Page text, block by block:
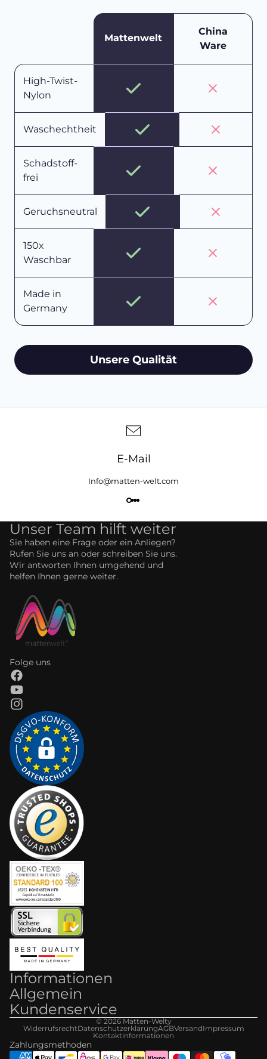
Mattenwelt
China
Ware
High-Twist-
Nylon
Waschechtheit
Schadstoff-
frei
Geruchsneutral
150x
Waschbar
Made in
Germany
Unsere Qualität
E-Mail
Info@matten-welt.com
Unser Team hilft weiter
Sie haben eine Frage oder ein Anliegen?
Rufen Sie uns an oder schreiben Sie uns.
Wir antworten Ihnen umgehend und
helfen Ihnen gerne weiter.
Folge uns
Informationen
Allgemein
Kundenservice
© 2026Matten-Welty
WiderrufsrechtDatenschutzerklärungAGBVersandImpressum
Kontaktinformationen
Zahlungsmethoden